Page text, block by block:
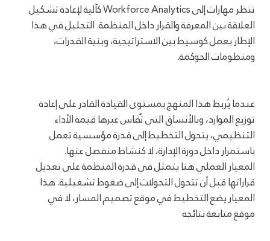
تنظر مهارات إلى Workforce Analytics كآلية لإعادة تشكيل
العلاقة بين المعرفة والقرار داخل المنظمة. التحليل في هذا
الإطار يعمل كوسيط بين الاستراتيجية، وبنية القدرات،
ومنظومات الحوكمة.
عندما يُربط هذا المنهج بمستوى القيادة القادر على إعادة
توزيع الموارد، وبالأنساق التي تُقاس عبرها قيمة الأداء
التنظيمي، يتحول التخطيط إلى قدرة مؤسسية تعمل
باستمرار داخل دورة الإدارة، لا كنشاط منفصل عنها.
المعيار العملي هنا يتمثل في قدرة المنظمة على تعديل
قراراتها قبل أن تتحول التحولات إلى ضغوط تشغيلية. هذا
المعيار يضع التخطيط في موقع تصميم المسار، لا في
موقع متابعة نتائجه